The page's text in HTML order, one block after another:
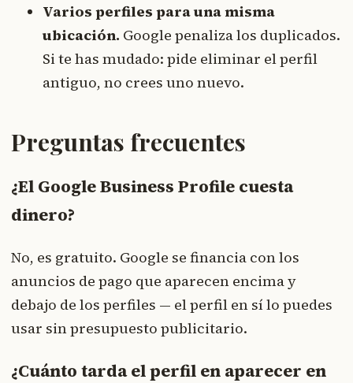
Varios perfiles para una misma
ubicación. Google penaliza los duplicados.
Si te has mudado: pide eliminar el perfil
antiguo, no crees uno nuevo.
Preguntas frecuentes
¿El Google Business Profile cuesta
dinero?
No, es gratuito. Google se financia con los
anuncios de pago que aparecen encima y
debajo de los perfiles — el perfil en sí lo puedes
usar sin presupuesto publicitario.
¿Cuánto tarda el perfil en aparecer en